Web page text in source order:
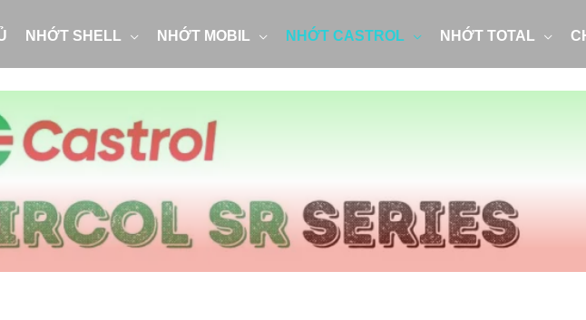
NHỚT SHELL NHỚT MOBIL NHỚT CASTROL NHỚT TOTAL